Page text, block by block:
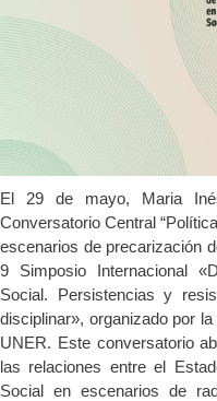
El 29 de mayo, Maria
Conversatorio Central
escenarios de precarización
9 Simposio Internacional
Social. Persistencias y
disciplinar», organizado por
UNER. Este conversatorio
las relaciones entre el
Social en escenarios de